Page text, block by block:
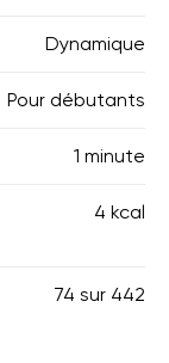
Dynamique
Pour débutants
1 minute
4 kcal
74 sur 442